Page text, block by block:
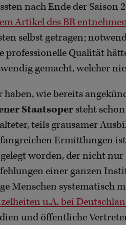
nach Ende der Saison
Artikel des BR
selbst getragen;
professionelle Qualität
gemacht, welcher
haben, wie bereits
Staatsoper steht
teils grausamer
Ermittlungen
worden, der nicht nur
einer ganzen
Menschen systematisch
u.A. bei
und öffentliche